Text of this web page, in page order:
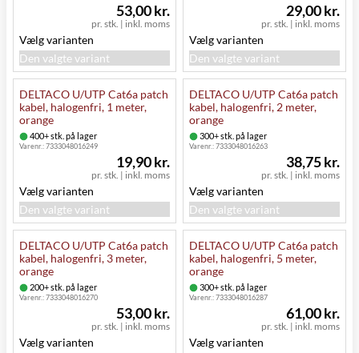
pr. stk. | inkl. moms
53,00 kr.
Vælg varianten
Den valgte variant
pr. stk. | inkl. moms
29,00 kr.
Vælg varianten
Den valgte variant
DELTACO U/UTP Cat6a patch
kabel, halogenfri, 1 meter,
orange
400+ stk. på lager
Varenr.:7333048016249
pr. stk. | inkl. moms
19,90 kr.
Vælg varianten
Den valgte variant
DELTACO U/UTP Cat6a patch
kabel, halogenfri, 2 meter,
orange
300+ stk. på lager
Varenr.:7333048016263
pr. stk. | inkl. moms
38,75 kr.
Vælg varianten
Den valgte variant
DELTACO U/UTP Cat6a patch
kabel, halogenfri, 3 meter,
orange
200+ stk. på lager
Varenr.:7333048016270
pr. stk. | inkl. moms
53,00 kr.
Vælg varianten
DELTACO U/UTP Cat6a patch
kabel, halogenfri, 5 meter,
orange
300+ stk. på lager
Varenr.:7333048016287
pr. stk. | inkl. moms
61,00 kr.
Vælg varianten